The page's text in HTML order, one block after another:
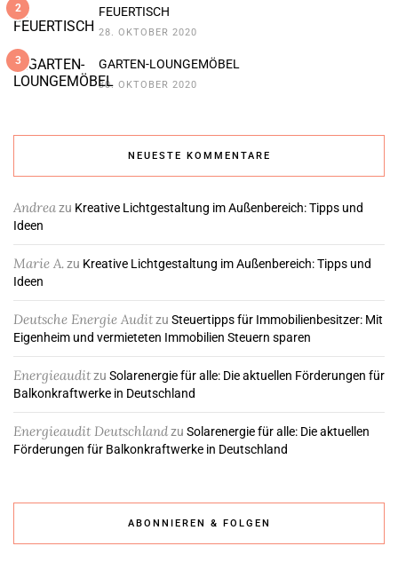
2 FEUERTISCH
28. OKTOBER 2020
3 GARTEN-LOUNGEMÖBEL
30. OKTOBER 2020
NEUESTE KOMMENTARE
Andreazu Kreative Lichtgestaltung im Außenbereich: Tipps und
Ideen
Marie A. zu Kreative Lichtgestaltung im Außenbereich: Tipps und
Ideen
Deutsche Energie Auditzu Steuertipps für Immobilienbesitzer: Mit
Eigenheim und vermieteten Immobilien Steuern sparen
Energieauditzu Solarenergie für alle: Die aktuellen Förderungen für
Balkonkraftwerke in Deutschland
Energieaudit Deutschlandzu Solarenergie für alle: Die aktuellen
Förderungen für Balkonkraftwerke in Deutschland
ABONNIEREN & FOLGEN